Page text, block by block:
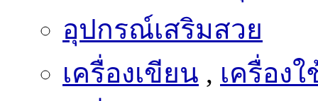
อุปกรณ์เสริมสวย
เครื่องเขียน , เครื่อง